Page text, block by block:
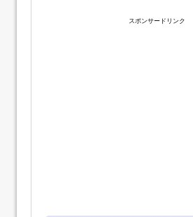
スポンサードリンク